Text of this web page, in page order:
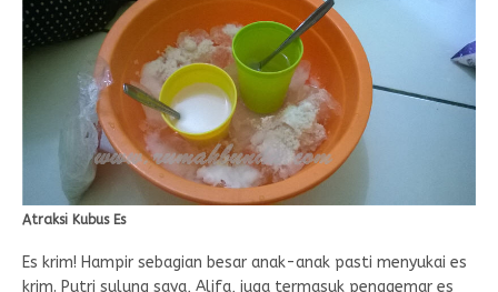
Atraksi Kubus Es
Es krim! Hampir sebagian besar anak-anak pasti menyukai es
krim. Putri sulung saya, Alifa, juga termasuk penggemar es